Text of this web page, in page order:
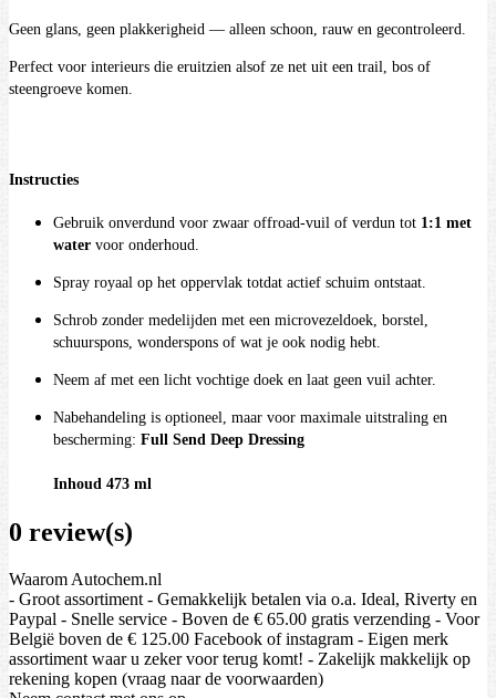
Geen glans, geen plakkerigheid — alleen schoon, rauw en gecontroleerd.
Perfect voor interieurs die eruitzien alsof ze net uit een trail, bos of
steengroeve komen.
Instructies
Gebruik onverdund voor zwaar offroad-vuil of verdun tot 1:1 met
water voor onderhoud.
Spray royaal op het oppervlak totdat actief schuim ontstaat.
Schrob zonder medelijden met een microvezeldoek, borstel,
schuurspons, wonderspons of wat je ook nodig hebt.
Neem af met een licht vochtige doek en laat geen vuil achter.
Nabehandeling is optioneel, maar voor maximale uitstraling en
bescherming: Full Send Deep Dressing
Inhoud 473 ml
0 review(s)
Waarom Autochem.nl
- Groot assortiment - Gemakkelijk betalen via o.a. Ideal, Riverty en
Paypal - Snelle service - Boven de € 65.00 gratis verzending - Voor
België boven de € 125.00 Facebook of instagram - Eigen merk
assortiment waar u zeker voor terug komt! - Zakelijk makkelijk op
rekening kopen (vraag naar de voorwaarden)